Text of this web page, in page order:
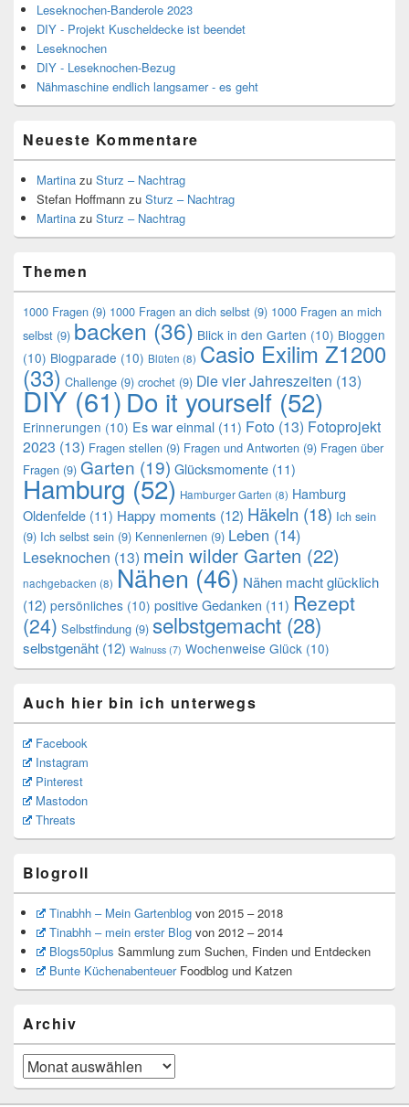
Leseknochen-Banderole 2023
DIY - Projekt Kuscheldecke ist beendet
Leseknochen
DIY - Leseknochen-Bezug
Nähmaschine endlich langsamer - es geht
Neueste Kommentare
Martina zu Sturz – Nachtrag
Stefan Hoffmann zu Sturz – Nachtrag
Martina zu Sturz – Nachtrag
Themen
1000 Fragen (9) 1000 Fragen an dich selbst (9) 1000 Fragen an mich
selbst (9) backen (36) Blick in den Garten (10) Bloggen
(10) Blogparade (10) Blüten (8) Casio Exilim Z1200
(33) Challenge (9) crochet (9) Die vier Jahreszeiten (13)
DIY (61)Do it yourself (52)
Erinnerungen (10) Es war einmal (11) Foto (13) Fotoprojekt
2023 (13) Fragen stellen (9) Fragen und Antworten (9) Fragen über
Fragen (9) Garten (19) Glücksmomente (11)
Hamburg (52) Hamburger Garten (8) Hamburg
Oldenfelde (11) Happy moments (12) Häkeln (18) Ich sein
(9) Ich selbst sein (9) Kennenlernen (9) Leben (14)
Leseknochen (13) mein wilder Garten (22)
nachgebacken (8) Nähen (46) Nähen macht glücklich
(12) persönliches (10) positive Gedanken (11) Rezept
(24) Selbstfindung (9) selbstgemacht (28)
selbstgenäht (12) Walnuss (7) Wochenweise Glück (10)
Auch hier bin ich unterwegs
Facebook
Instagram
Pinterest
Mastodon
Threats
Blogroll
Tinabhh – Mein Gartenblogvon 2015 – 2018
Tinabhh – mein erster Blogvon 2012 – 2014
Blogs50plus Sammlung zum Suchen, Finden und Entdecken
Bunte KüchenabenteuerFoodblog und Katzen
Archiv
Archiv